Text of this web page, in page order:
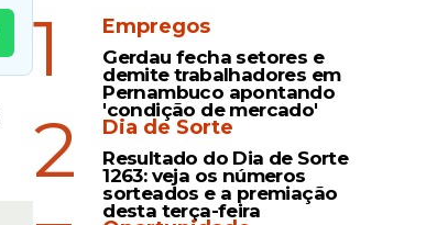
1 Empregos
Gerdau fecha setores e
demite trabalhadores em
Pernambuco apontando
'condição de mercado'
2 Dia de Sorte
Resultado do Dia de Sorte
1263: veja os números
sorteados e a premiação
desta terça-feira